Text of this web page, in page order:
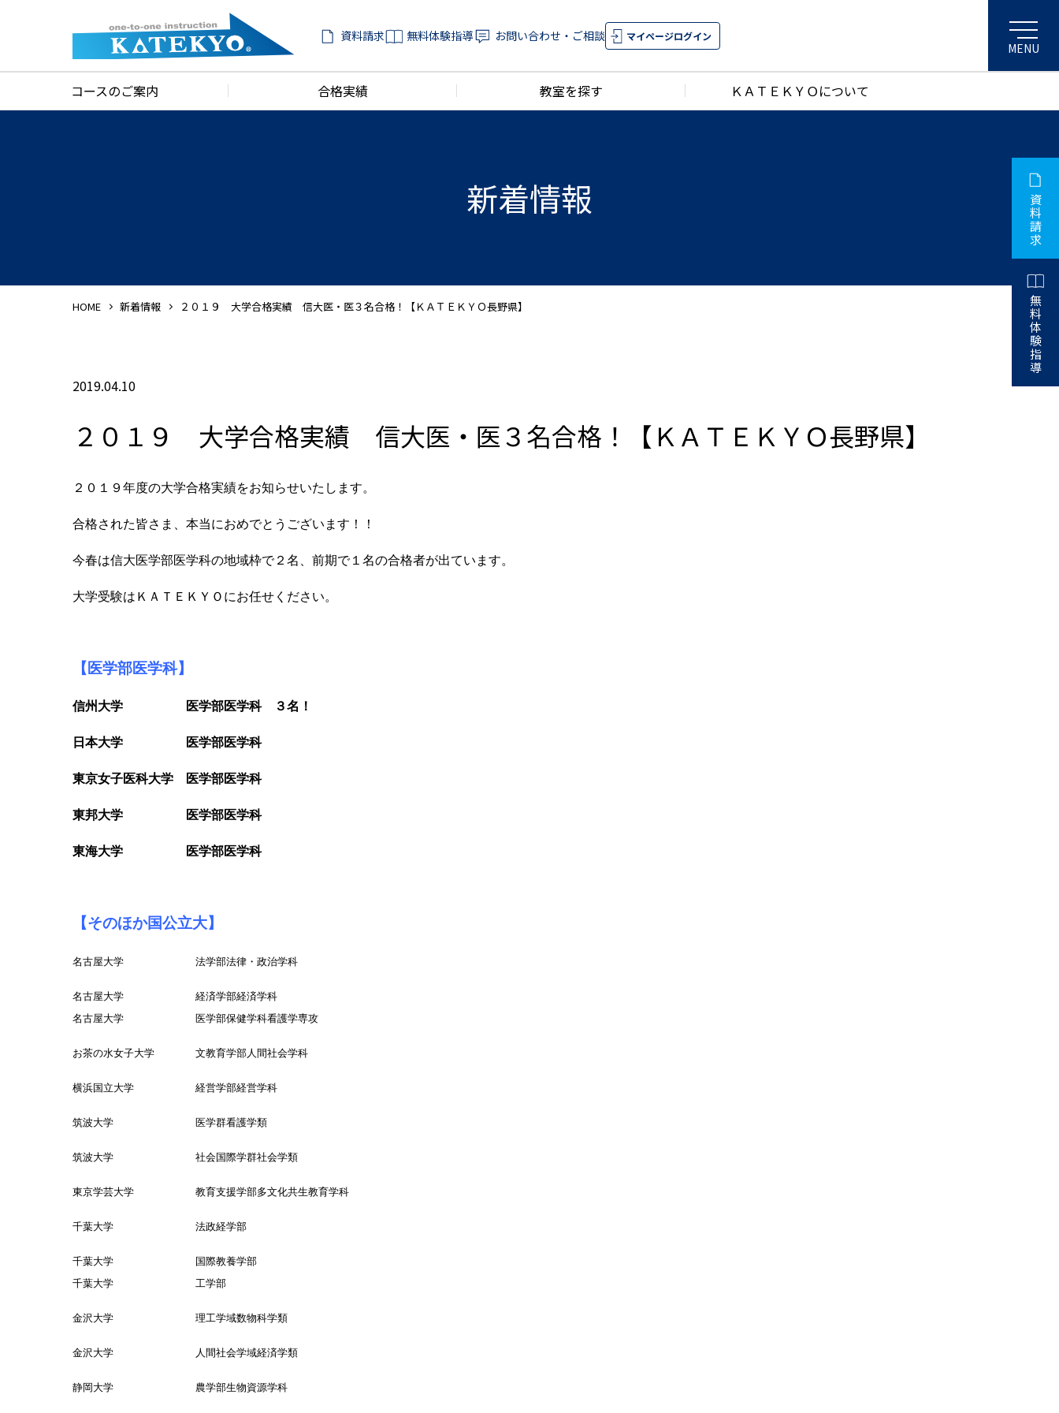
資料請求 無料体験指導 お問い合わせ・ご相談 マイページログイン
コースのご案内 合格実績 教室を探す ＫＡＴＥＫＹＯについて
新着情報
HOME 新着情報 ２０１９ 大学合格実績 信大医・医３名合格！【ＫＡＴＥＫＹＯ長野県】
2019.04.10
２０１９ 大学合格実績 信大医・医３名合格！【ＫＡＴＥＫＹＯ長野県】
２０１９年度の大学合格実績をお知らせいたします。
合格された皆さま、本当におめでとうございます！！
今春は信大医学部医学科の地域枠で２名、前期で１名の合格者が出ています。
大学受験はＫＡＴＥＫＹＯにお任せください。
【医学部医学科】
信州大学 医学部医学科 ３名！
日本大学 医学部医学科
東京女子医科大学 医学部医学科
東邦大学 医学部医学科
東海大学 医学部医学科
【そのほか国公立大】
名古屋大学 法学部法律・政治学科
名古屋大学 経済学部経済学科
名古屋大学 医学部保健学科看護学専攻
お茶の水女子大学 文教育学部人間社会学科
横浜国立大学 経営学部経営学科
筑波大学 医学群看護学類
筑波大学 社会国際学群社会学類
東京学芸大学 教育支援学部多文化共生教育学科
千葉大学 法政経学部
千葉大学 国際教養学部
千葉大学 工学部
金沢大学 理工学域数物科学類
金沢大学 人間社会学域経済学類
静岡大学 農学部生物資源学科
資
料
請
求
無
料
体
験
指
導